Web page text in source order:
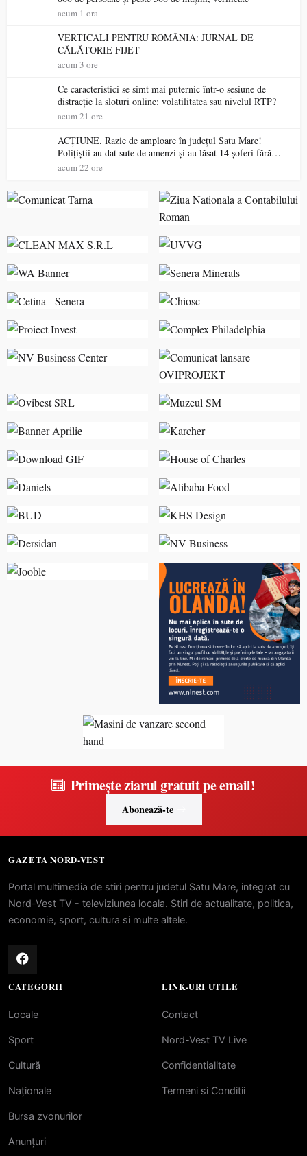
acum 1 ora
VERTICALI PENTRU ROMÂNIA: JURNAL DE
CĂLĂTORIE FIJET
acum 3 ore
Ce caracteristici se simt mai puternic într-o sesiune de
distracție la sloturi online: volatilitatea sau nivelul RTP?
acum 21 ore
ACȚIUNE. Razie de amploare în județul Satu Mare!
Polițiștii au dat sute de amenzi și au lăsat 14 șoferi fără
permis într-o singură zi
acum 22 ore
Primește ziarul gratuit pe email!
Abonează-te
GAZETA NORD-VEST
Portal multimedia de stiri pentru judetul Satu Mare, integrat cu
Nord-Vest TV - televiziunea locala. Stiri de actualitate, politica,
economie, sport, cultura si multe altele.
CATEGORII
Locale
Sport
Cultură
Naționale
Bursa zvonurilor
Anunțuri
LINK-URI UTILE
Contact
Nord-Vest TV Live
Confidentialitate
Termeni si Conditii